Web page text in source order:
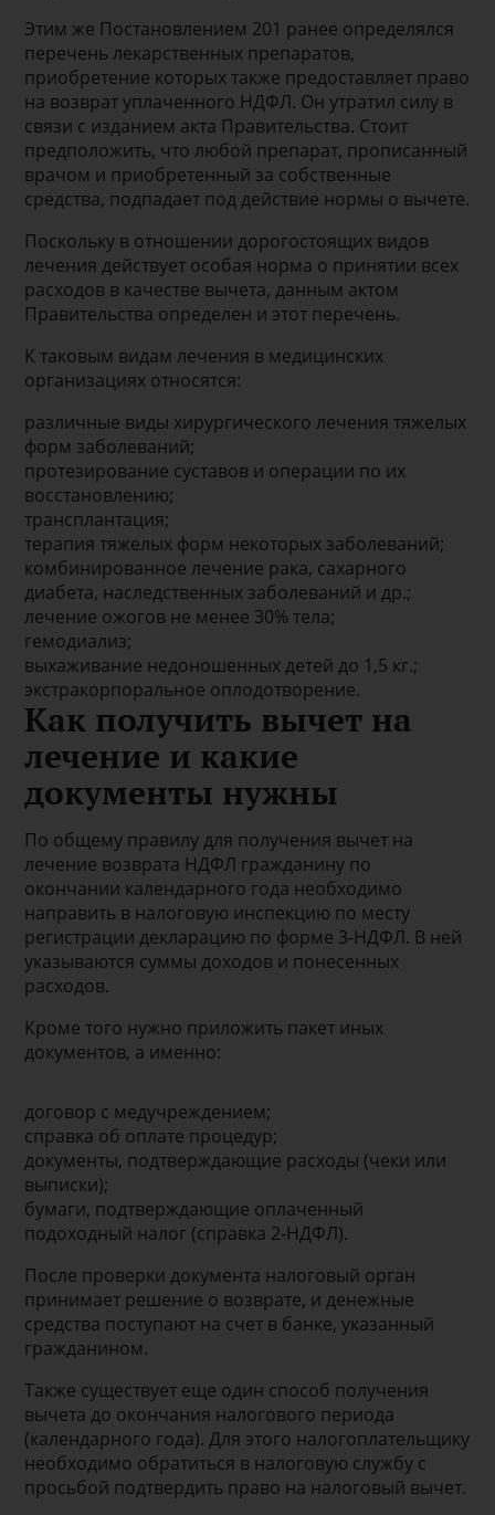
Этим же Постановлением 201 ранее определялся
перечень лекарственных препаратов,
приобретение которых также предоставляет право
на возврат уплаченного НДФЛ. Он утратил силу в
связи с изданием акта Правительства. Стоит
предположить, что любой препарат, прописанный
врачом и приобретенный за собственные
средства, подпадает под действие нормы о вычете.
Поскольку в отношении дорогостоящих видов
лечения действует особая норма о принятии всех
расходов в качестве вычета, данным актом
Правительства определен и этот перечень.
К таковым видам лечения в медицинских
организациях относятся:
различные виды хирургического лечения тяжелых
форм заболеваний;
протезирование суставов и операции по их
восстановлению;
трансплантация;
терапия тяжелых форм некоторых заболеваний;
комбинированное лечение рака, сахарного
диабета, наследственных заболеваний и др.;
лечение ожогов не менее 30% тела;
гемодиализ;
выхаживание недоношенных детей до 1,5 кг.;
экстракорпоральное оплодотворение.
Как получить вычет на
лечение и какие
документы нужны
По общему правилу для получения вычет на
лечение возврата НДФЛ гражданину по
окончании календарного года необходимо
направить в налоговую инспекцию по месту
регистрации декларацию по форме 3-НДФЛ. В ней
указываются суммы доходов и понесенных
расходов.
Кроме того нужно приложить пакет иных
документов, а именно:
договор с медучреждением;
справка об оплате процедур;
документы, подтверждающие расходы (чеки или
выписки);
бумаги, подтверждающие оплаченный
подоходный налог (справка 2-НДФЛ).
После проверки документа налоговый орган
принимает решение о возврате, и денежные
средства поступают на счет в банке, указанный
гражданином.
Также существует еще один способ получения
вычета до окончания налогового периода
(календарного года). Для этого налогоплательщику
необходимо обратиться в налоговую службу с
просьбой подтвердить право на налоговый вычет.